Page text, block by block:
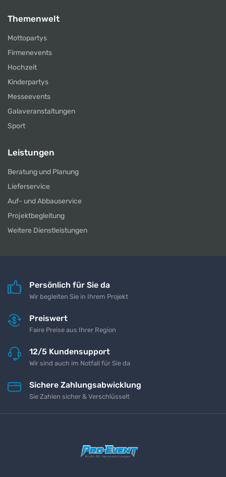
Themenwelt
Mottopartys
Firmenevents
Hochzeit
Kinderpartys
Messeevents
Galaveranstaltungen
Sport
Leistungen
Beratung und Planung
Lieferservice
Auf- und Abbauservice
Projektbegleitung
Weitere Dienstleistungen
Persönlich für Sie da
Wir begleiten Sie in Ihrem Projekt
Preiswert
Faire Preise aus Ihrer Region
12/5 Kundensupport
Wir sind auch im Notfall für Sie da
Sichere Zahlungsabwicklung
Sie Zahlen sicher & Verschlüsselt